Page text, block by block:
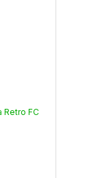
Retro FC